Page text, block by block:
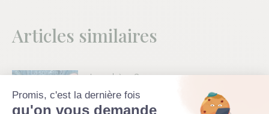
Articles similaires
La sphère 2
29 avril 2020
Promis, c'est la dernière fois
qu'on vous demande